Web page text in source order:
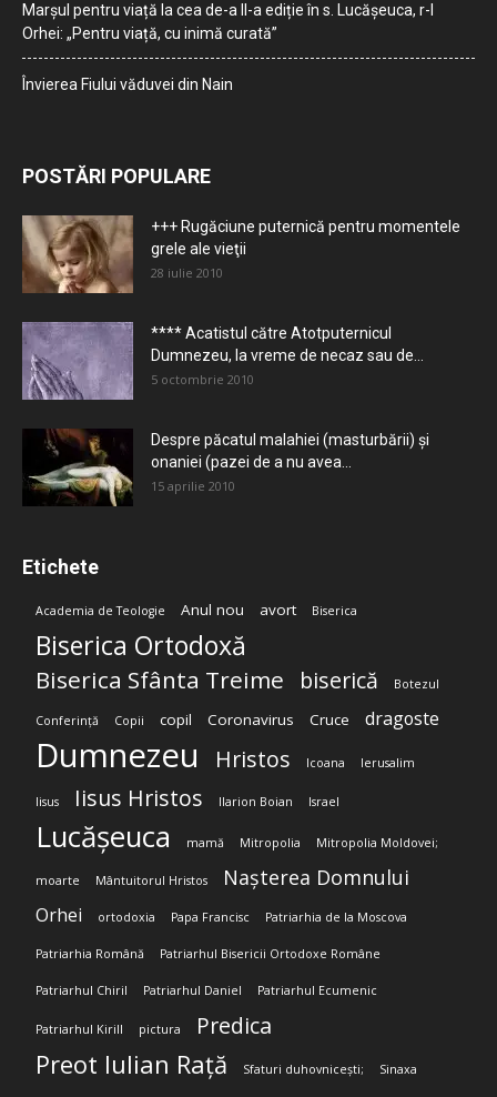
Marșul pentru viață la cea de-a II-a ediție în s. Lucășeuca, r-l
Orhei: „Pentru viață, cu inimă curată”
Învierea Fiului văduvei din Nain
POSTĂRI POPULARE
+++ Rugăciune puternică pentru momentele
grele ale vieţii
28 iulie 2010
**** Acatistul către Atotputernicul
Dumnezeu, la vreme de necaz sau de...
5 octombrie 2010
Despre păcatul malahiei (masturbării) şi
onaniei (pazei de a nu avea...
15 aprilie 2010
Etichete
Academia de Teologie Anul nou avort Biserica
Biserica Ortodoxă
Biserica Sfânta Treime biserică Botezul
Conferință Copii copil Coronavirus Cruce dragoste
Dumnezeu Hristos Icoana Ierusalim
Iisus Iisus Hristos Ilarion Boian Israel
Lucășeuca mamă Mitropolia Mitropolia Moldovei;
moarte Mântuitorul Hristos Nașterea Domnului
Orhei ortodoxia Papa Francisc Patriarhia de la Moscova
Patriarhia Română Patriarhul Bisericii Ortodoxe Române
Patriarhul Chiril Patriarhul Daniel Patriarhul Ecumenic
Patriarhul Kirill pictura Predica
Preot Iulian Rață Sfaturi duhovnicești; Sinaxa